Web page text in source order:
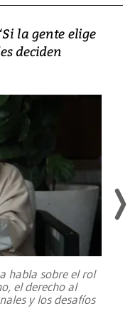
la gente elige
deciden
habla sobre el rol
el derecho al
y los desafíos